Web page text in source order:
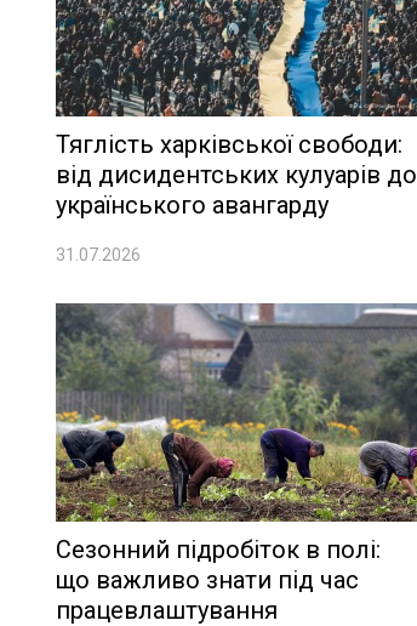
Тяглість харківської свободи:
від дисидентських кулуарів до
українського авангарду
31.07.2026
Сезонний підробіток в полі:
що важливо знати під час
працевлаштування